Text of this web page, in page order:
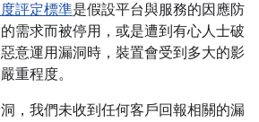
評定標準是假設平台與服務的因應防
需求而被停用，或是遭到有心人士破
意運用漏洞時，裝置會受到多大的影
重程度。
，我們未收到任何客戶回報相關的漏